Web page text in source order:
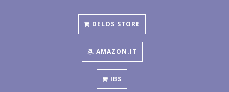
DELOS STORE
AMAZON.IT
IBS